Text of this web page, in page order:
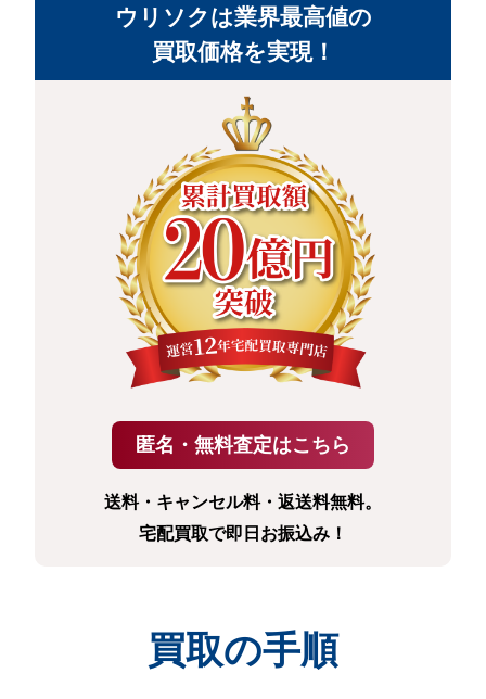
ウリソクは業界最高値の
買取価格を実現！
送料・キャンセル料・返送料無料。
宅配買取で即日お振込み！
買取の手順